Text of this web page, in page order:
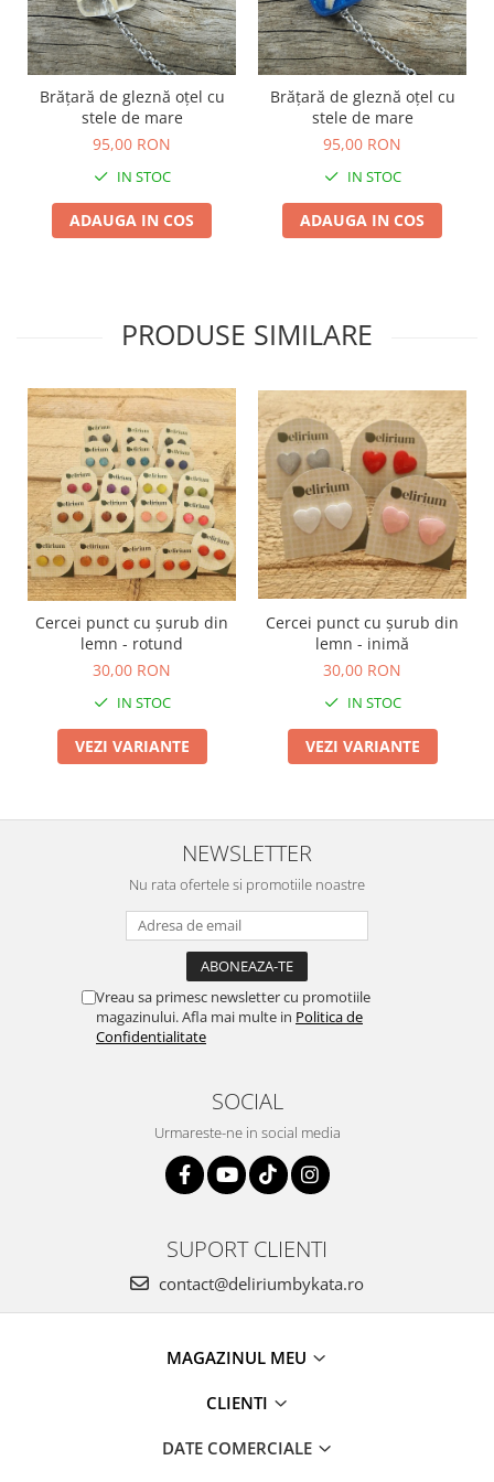
Brățară de gleznă oțel cu
stele de mare
95,00 RON
IN STOC
ADAUGA IN COS
Brățară de gleznă oțel cu
stele de mare
95,00 RON
IN STOC
ADAUGA IN COS
PRODUSE SIMILARE
Cercei punct cu șurub din
lemn - rotund
30,00 RON
IN STOC
VEZI VARIANTE
Cercei punct cu șurub din
lemn - inimă
30,00 RON
IN STOC
VEZI VARIANTE
NEWSLETTER
Nu rata ofertele si promotiile noastre
Vreau sa primesc newsletter cu promotiile
magazinului. Afla mai multe in Politica de
Confidentialitate
SOCIAL
Urmareste-ne in social media
SUPORT CLIENTI
contact@deliriumbykata.ro
MAGAZINUL MEU
CLIENTI
DATE COMERCIALE